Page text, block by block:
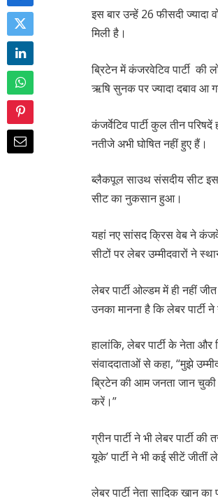
इस बार उन्हें 26 फीसदी ज्यादा
मिली है।
ब्रिटेन में कंजरवेटिव पार्टी की
ऋषि सुनक पर ज्यादा दबाव आ
कंजर्वेटिव पार्टी कुल तीन
नतीजे अभी घोषित नहीं हुए हैं।
ब्लैकपूल साउथ संसदीय सीट इस
सीट का नुकसान हुआ।
यहां नए सांसद क्रिस वेब ने
सीटों पर लेबर उम्मीदवारों ने
लेबर पार्टी ओल्डम में ही नहीं
उनका मानना है कि लेबर पार्टी
हालांकि, लेबर पार्टी के नेता और
संवाददाताओं से कहा, “मुझे
ब्रिटेन की आम जनता जान
करें।”
ग्रीन पार्टी ने भी लेबर पार्टी
यूके’ पार्टी ने भी कई सीटें
लेबर पार्टी नेता सादिक खान